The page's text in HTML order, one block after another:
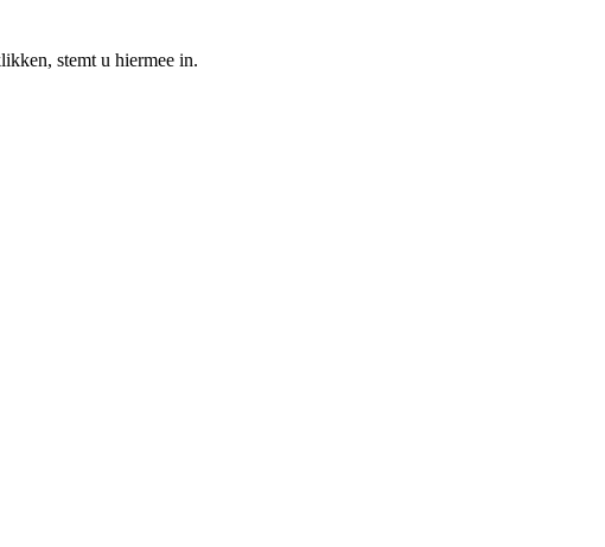
stemt u hiermee in.